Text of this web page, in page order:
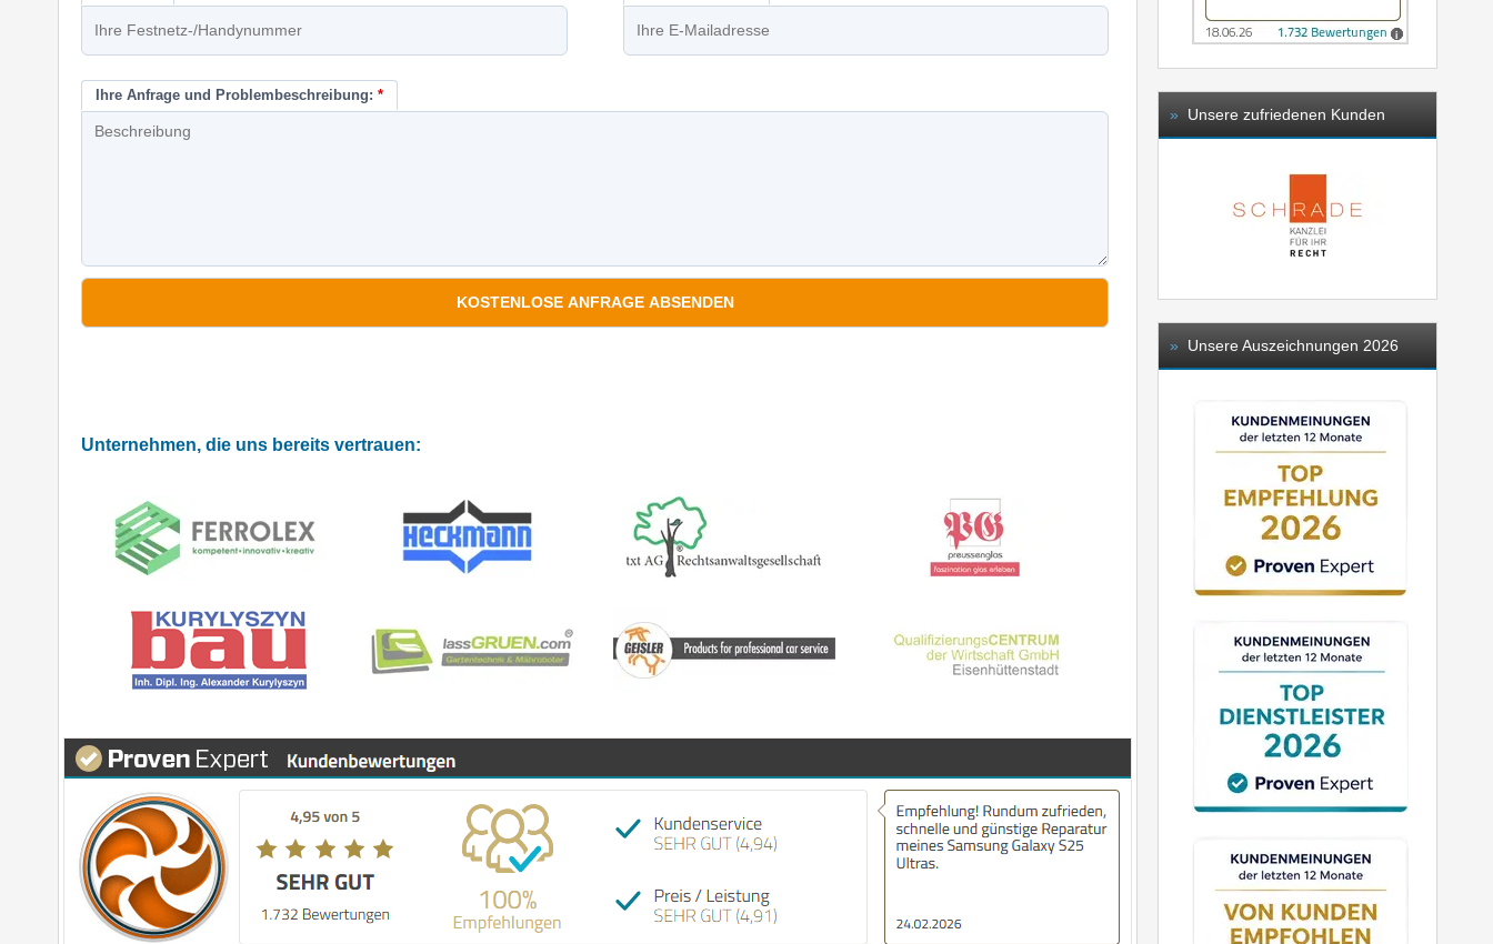
Ihre Anfrage und Problembeschreibung: *
Unternehmen, die uns bereits vertrauen:
» Unsere zufriedenen Kunden
» Unsere Auszeichnungen 2026